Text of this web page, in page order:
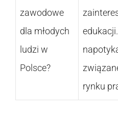
zawodowe
dla młodych
ludzi w
Polsce?
rynku